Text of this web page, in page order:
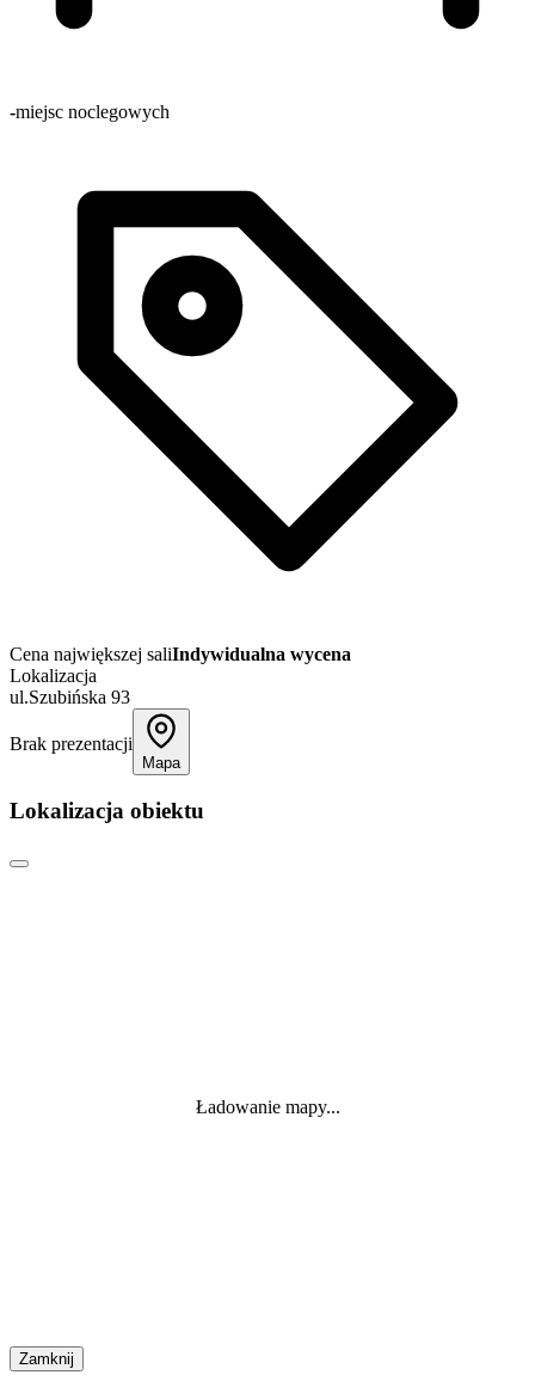
-miejsc noclegowych
Cena największej saliIndywidualna wycena
Lokalizacja
ul.Szubińska 93
Brak prezentacji
Mapa
Lokalizacja obiektu
Ładowanie mapy...
Zamknij